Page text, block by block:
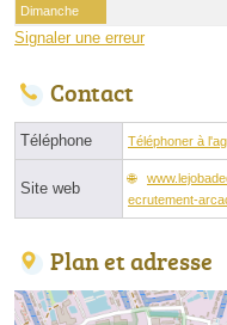
Dimanche
Signaler une erreur
Contact
Téléphone Téléphoner à
Site web
ecrutement-
Plan et adresse